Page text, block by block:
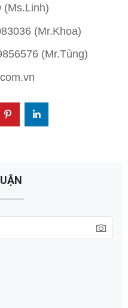
(Ms.Linh)
(Mr.Khoa)
(Mr.Tùng)